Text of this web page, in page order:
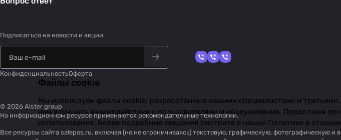
Подписаться на новости и акции
КонфиденциальностьОферта
© 2026 Alster group
На информационном ресурсе применяютсярекомендательные технологии.
Все ресурсы сайта salepos.ru, включая (но не ограничиваясь) текстовую, графическую,
Файлы cookie
Мы используем файлы cookie, разработанные нашими специалистами и
нам улучшать взаимодействие с пользователями и обслуживание. Продолжая
использования. Более подробные сведения смотрите в нашей Политике в